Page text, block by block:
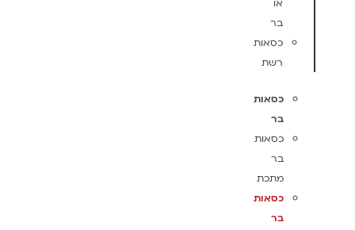
או
בר
כסאות
רשת
כסאות
בר
כסאות
בר
מתכת
כסאות
בר